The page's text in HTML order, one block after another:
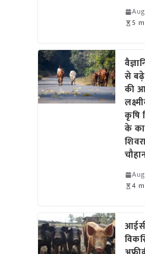
5
से
की
कृषि
के
4